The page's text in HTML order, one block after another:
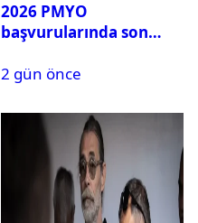
2026 PMYO
başvurularında son
2 gün önce